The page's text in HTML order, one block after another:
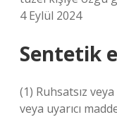
4 Eylül 2024
Sentetik
(1) Ruhsatsız
veya uyarıcı